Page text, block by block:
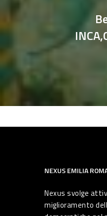
NEXUS EMILIA
Nexus svolge
miglioramento